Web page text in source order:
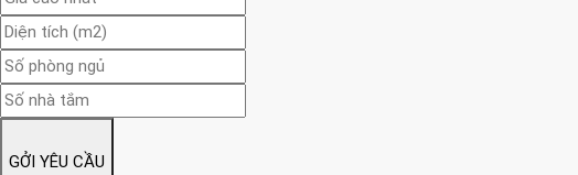
GỞI YÊU CẦU